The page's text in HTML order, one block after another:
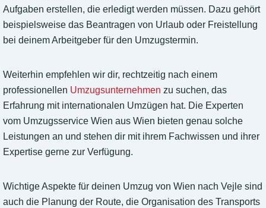
Aufgaben erstellen, die erledigt werden müssen. Dazu gehört
beispielsweise das Beantragen von Urlaub oder Freistellung
bei deinem Arbeitgeber für den Umzugstermin.
Weiterhin empfehlen wir dir, rechtzeitig nach einem
professionellen Umzugsunternehmen zu suchen, das
Erfahrung mit internationalen Umzügen hat. Die Experten
vom Umzugsservice Wien aus Wien bieten genau solche
Leistungen an und stehen dir mit ihrem Fachwissen und ihrer
Expertise gerne zur Verfügung.
Wichtige Aspekte für deinen Umzug von Wien nach Vejle sind
auch die Planung der Route, die Organisation des Transports